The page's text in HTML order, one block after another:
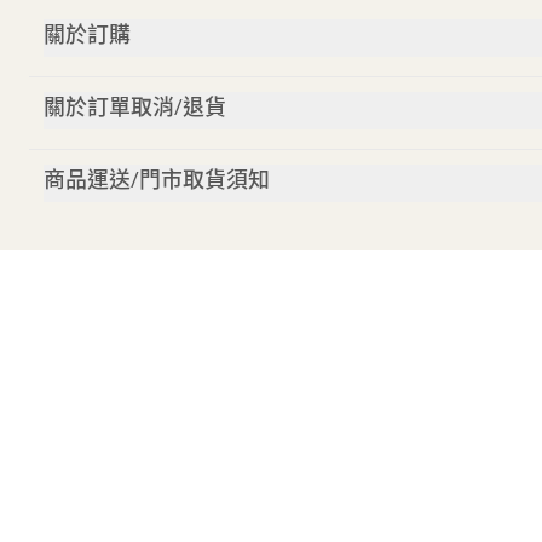
關於訂購
關於訂單取消/退貨
商品運送/門市取貨須知